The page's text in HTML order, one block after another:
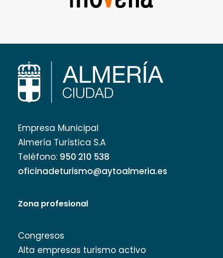
Empresa Municipal
Almería Turística S.A
Teléfono: 950 210 538
oficinadeturismo@aytoalmeria.es
Zona profesional
Congresos
Alta empresas turismo activo